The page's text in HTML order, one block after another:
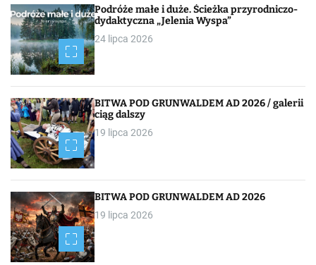
c
j
a
p
o
w
p
i
s
a
Podróże małe i duże. Ścieżka przyrodniczo-
dydaktyczna „Jelenia Wyspa”
24 lipca 2026
BITWA POD GRUNWALDEM AD 2026 / galerii
ciąg dalszy
19 lipca 2026
BITWA POD GRUNWALDEM AD 2026
19 lipca 2026